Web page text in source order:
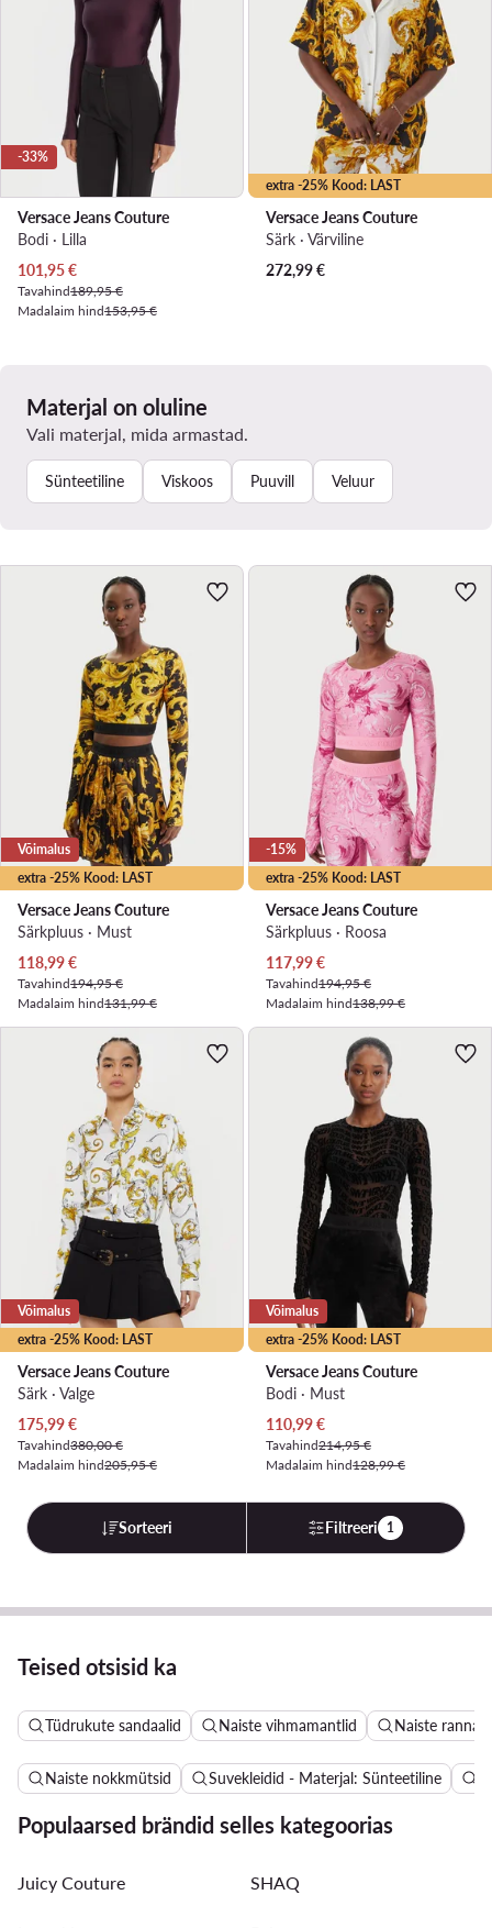
-33%
Versace Jeans Couture
Bodi · Lilla
Praegune hind
101,95€
Tavahind189,95 €
Madalaim hind153,95 €
extra -25% Kood: LAST
Versace Jeans Couture
Särk · Värviline
272,99€
Materjal on oluline
Vali materjal, mida armastad.
Sünteetiline Viskoos Puuvill Veluur
extra -25% Kood: LAST
Võimalus
Versace Jeans Couture
Särkpluus · Must
Praegune hind
118,99€
Tavahind194,95 €
Madalaim hind131,99 €
extra -25% Kood: LAST
-15%
Versace Jeans Couture
Särkpluus · Roosa
Praegune hind
117,99€
Tavahind194,95 €
Madalaim hind138,99 €
extra -25% Kood: LAST
Võimalus
Versace Jeans Couture
Särk · Valge
Praegune hind
175,99€
Tavahind380,00 €
Madalaim hind205,95 €
extra -25% Kood: LAST
Võimalus
Versace Jeans Couture
Bodi · Must
Praegune hind
110,99€
Tavahind214,95 €
Madalaim hind128,99 €
Sorteeri Filtreeri 1
Teised otsisid ka
Tüdrukute sandaalid Naiste vihmamantlid Naiste
Naiste nokkmütsid Suvekleidid - Materjal: Sünteetiline
Populaarsed brändid selles kategoorias
Juicy Couture SHAQ